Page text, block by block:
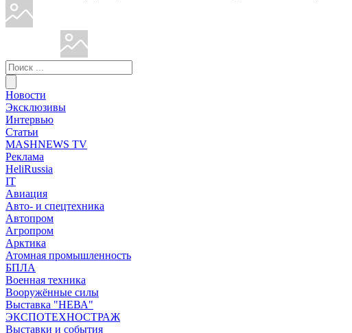
Новости
Эксклюзивы
Интервью
Статьи
MASHNEWS TV
Реклама
HeliRussia
IT
Авиация
Авто- и спецтехника
Автопром
Агропром
Арктика
Атомная промышленность
БПЛА
Военная техника
Вооружённые силы
Выставка "НЕВА"
ЭКСПОТЕХНОСТРАЖ
Выставки и события